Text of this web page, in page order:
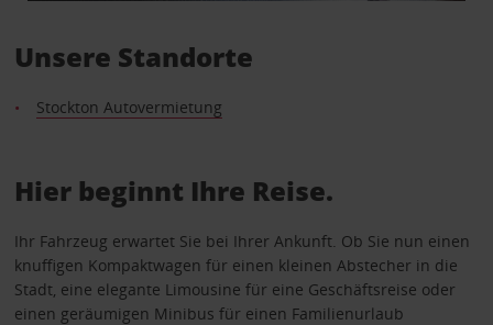
Unsere Standorte
Stockton Autovermietung
Hier beginnt Ihre Reise.
Ihr Fahrzeug erwartet Sie bei Ihrer Ankunft. Ob Sie nun einen
knuffigen Kompaktwagen für einen kleinen Abstecher in die
Stadt, eine elegante Limousine für eine Geschäftsreise oder
einen geräumigen Minibus für einen Familienurlaub